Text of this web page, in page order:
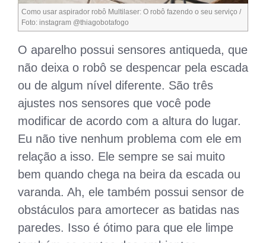
Como usar aspirador robô Multilaser: O robô fazendo o seu serviço /
Foto: instagram @thiagobotafogo
O aparelho possui sensores antiqueda, que
não deixa o robô se despencar pela escada
ou de algum nível diferente. São três
ajustes nos sensores que você pode
modificar de acordo com a altura do lugar.
Eu não tive nenhum problema com ele em
relação a isso. Ele sempre se sai muito
bem quando chega na beira da escada ou
varanda. Ah, ele também possui sensor de
obstáculos para amortecer as batidas nas
paredes. Isso é ótimo para que ele limpe